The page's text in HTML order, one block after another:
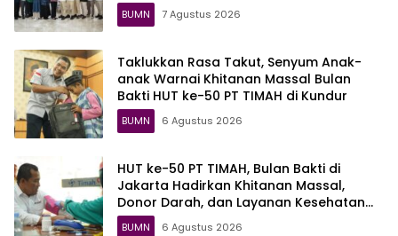
BUMN 7 Agustus 2026
Taklukkan Rasa Takut, Senyum Anak-
anak Warnai Khitanan Massal Bulan
Bakti HUT ke-50 PT TIMAH di Kundur
BUMN 6 Agustus 2026
HUT ke-50 PT TIMAH, Bulan Bakti di
Jakarta Hadirkan Khitanan Massal,
Donor Darah, dan Layanan Kesehatan
Gratis
BUMN 6 Agustus 2026